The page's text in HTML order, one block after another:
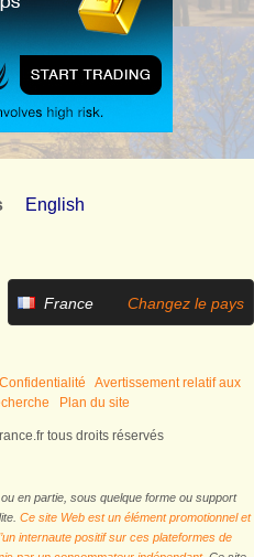
English
France Changez le pays
Confidentialité
Avertissement relatif aux
Plan du site
tous droits réservés
en partie, sous quelque forme ou support
Ce site Web est un élément promotionnel et
internaute positif sur ces plateformes de